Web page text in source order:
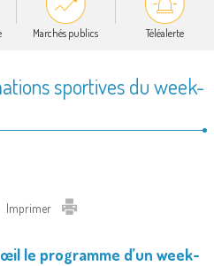
Marchés publics Téléalerte
sportives du week-
Imprimer
le programme d’un week-